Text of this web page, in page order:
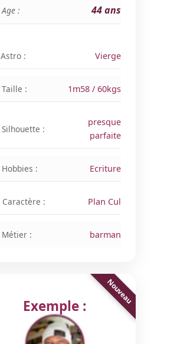
Age : 44 ans
Astro : Vierge
Taille : 1m58 / 60kgs
Silhouette :
presque
parfaite
Hobbies : Ecriture
Caractère : Plan Cul
Métier : barman
Exemple :